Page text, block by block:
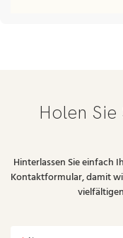
Holen Sie
Hinterlassen Sie einfach
Kontaktformular, damit